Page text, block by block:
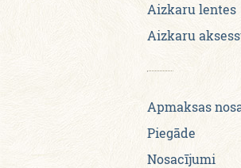
Aizkaru lentes
Aizkaru
Apmaksas
Piegāde
Nosacījumi